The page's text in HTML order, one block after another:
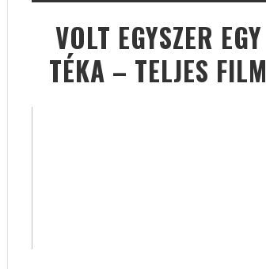
VOLT EGYSZER EGY
TÉKA – TELJES FILM